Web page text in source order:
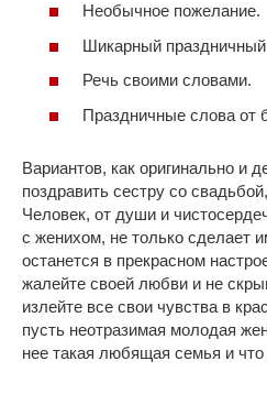
Необычное пожелание.
Шикарный праздничный
Речь своими словами.
Праздничные слова от
Вариантов, как оригинально и
поздравить сестру со
Человек, от души и
с женихом, не только сделает
останется в прекрасном
жалейте своей любви и не
излейте все свои чувства в
пусть неотразимая молодая
нее такая любящая семья и что